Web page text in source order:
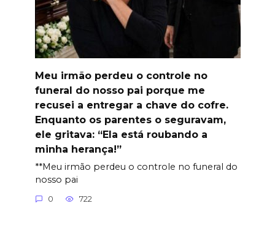
Meu irmão perdeu o controle no
funeral do nosso pai porque me
recusei a entregar a chave do cofre.
Enquanto os parentes o seguravam,
ele gritava: “Ela está roubando a
minha herança!”
**Meu irmão perdeu o controle no funeral do
nosso pai
0 722